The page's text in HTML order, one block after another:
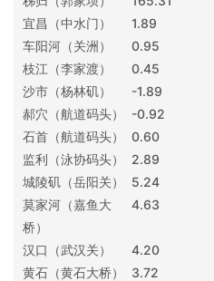
宜昌（中水门）
1.89
车阳河（关洲）
0.95
枝江（李家渡）
0.45
沙市（杨林矶）
-1.89
郝穴（航道码头）
-0.92
石首（航道码头）
0.60
监利（泳协码头）
2.89
城陵矶（岳阳关）
5.24
莫家河（嘉鱼大
桥）
4.63
汉口（武汉关） 4.20
黄石（黄石大桥）
3.72